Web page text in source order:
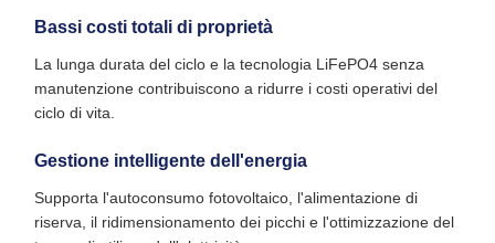
Bassi costi totali di proprietà
La lunga durata del ciclo e la tecnologia LiFePO4 senza
manutenzione contribuiscono a ridurre i costi operativi del
ciclo di vita.
Gestione intelligente dell'energia
Supporta l'autoconsumo fotovoltaico, l'alimentazione di
riserva, il ridimensionamento dei picchi e l'ottimizzazione del